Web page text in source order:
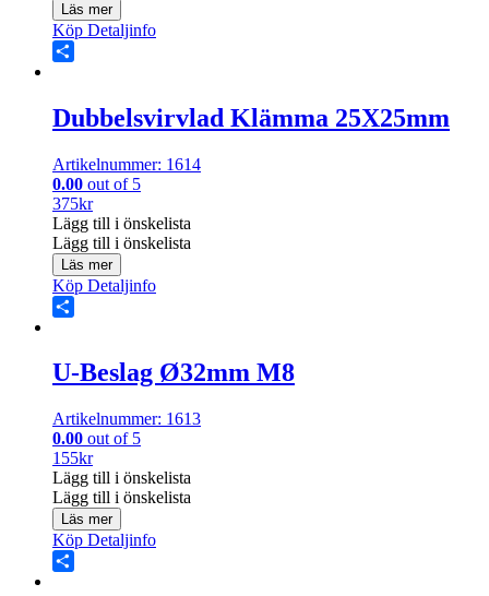
Läs mer
Köp Detaljinfo
Dubbelsvirvlad Klämma 25X25mm
Artikelnummer: 1614
0.00 out of 5
375kr
Lägg till i önskelista
Lägg till i önskelista
Läs mer
Köp Detaljinfo
U-Beslag Ø32mm M8
Artikelnummer: 1613
0.00 out of 5
155kr
Lägg till i önskelista
Lägg till i önskelista
Läs mer
Köp Detaljinfo